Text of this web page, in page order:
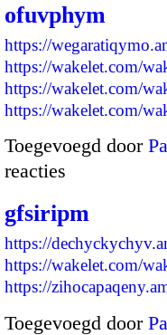
ofuvphym
https://
https://wakelet.com/
https://wakelet.com/
https://wakelet.com/
Toegevoegd door
reacties
gfsiripm
https://
https://wakelet.com/
https://
Toegevoegd door